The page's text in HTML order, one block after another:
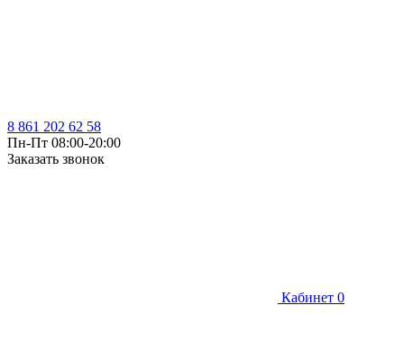
8 861 202 62 58
Пн-Пт 08:00-20:00
Заказать звонок
Кабинет 0